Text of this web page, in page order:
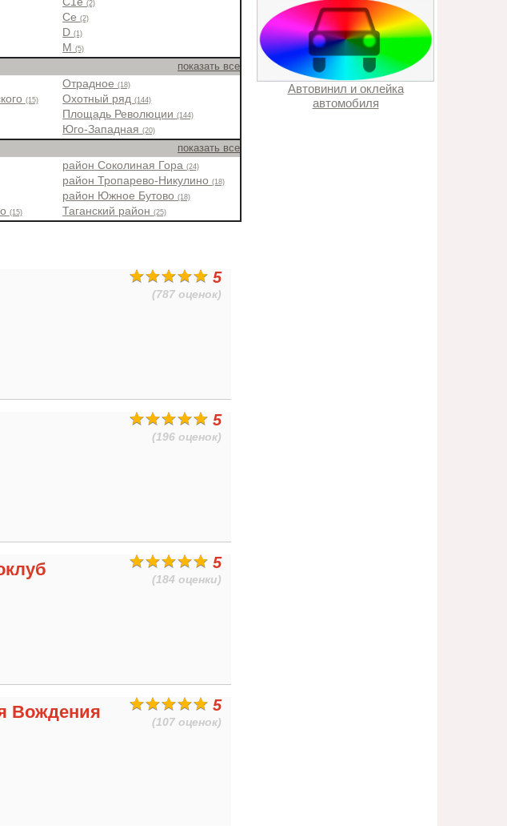
(2)
Ce(2)
D(1)
M(5)
показать все
(15)
Отрадное(18)
Охотный ряд(144)
Площадь Революции(144)
Юго-Западная(20)
показать все
(15)
район Соколиная Гора(24)
район Тропарево-Никулино(18)
район Южное Бутово(18)
Таганский район(25)
5
(787 оценок)
5
(196 оценок)
5
(184 оценки)
5
(107 оценок)
Вождения
Автовинил и оклейка
автомобиля